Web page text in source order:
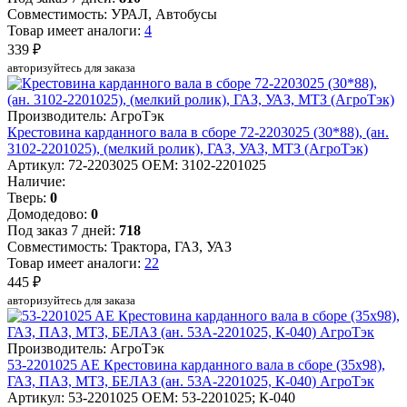
Совместимость: УРАЛ, Автобусы
Товар имеет аналоги: 4
339 ₽
авторизуйтесь для заказа
Производитель: АгроТэк
Крестовина карданного вала в сборе 72-2203025 (30*88), (ан.
3102-2201025), (мелкий ролик), ГАЗ, УАЗ, МТЗ (АгроТэк)
Артикул: 72-2203025 OEM: 3102-2201025
Наличие:
Тверь: 0
Домодедово: 0
Под заказ 7 дней: 718
Совместимость: Трактора, ГАЗ, УАЗ
Товар имеет аналоги: 22
445 ₽
авторизуйтесь для заказа
Производитель: АгроТэк
53-2201025 AE Крестовина карданного вала в сборе (35х98),
ГАЗ, ПАЗ, МТЗ, БЕЛАЗ (ан. 53А-2201025, К-040) АгроТэк
Артикул: 53-2201025 OEM: 53-2201025; К-040